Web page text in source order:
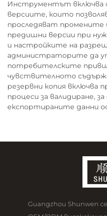
Инструментът включва
версиите, които
проследяват промените
предишни версии при
и настройките на
администраторите да
потребителските
чувствителното
резервни копия включва
процеси за валидиране,
експортираните данни
Guangzhou Shunwen